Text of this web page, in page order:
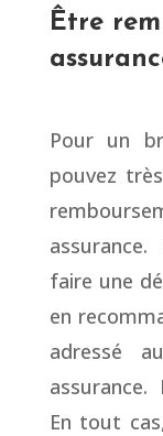
Être
Pour un
pouvez
faire une
en
adressé
En tout